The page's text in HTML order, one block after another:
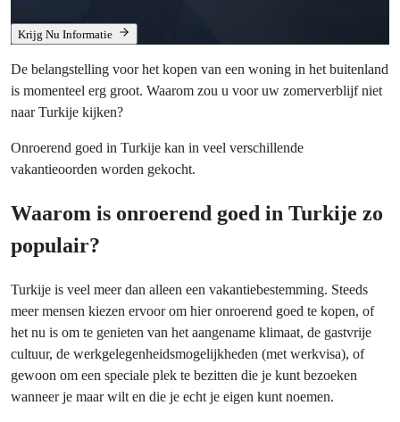
Krijg Nu Informatie
De belangstelling voor het kopen van een woning in het buitenland
is momenteel erg groot. Waarom zou u voor uw zomerverblijf niet
naar Turkije kijken?
Onroerend goed in Turkije kan in veel verschillende
vakantieoorden worden gekocht.
Waarom is onroerend goed in Turkije zo
populair?
Turkije is veel meer dan alleen een vakantiebestemming. Steeds
meer mensen kiezen ervoor om hier onroerend goed te kopen, of
het nu is om te genieten van het aangename klimaat, de gastvrije
cultuur, de werkgelegenheidsmogelijkheden (met werkvisa), of
gewoon om een speciale plek te bezitten die je kunt bezoeken
wanneer je maar wilt en die je echt je eigen kunt noemen.